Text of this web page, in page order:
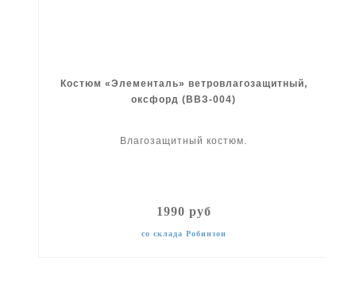
Костюм «Элементаль» ветровлагозащитный,
оксфорд (ВВЗ-004)
Влагозащитный костюм.
1990 руб
со склада Робинзон